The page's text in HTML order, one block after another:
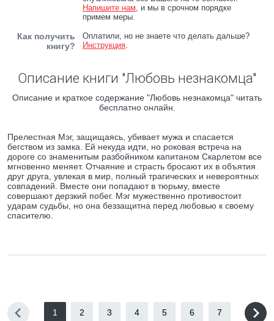
Напишите нам, и мы в срочном порядке
примем меры.
Как получить
книгу?
Оплатили, но не знаете что делать дальше?
Инструкция.
Описание книги "Любовь незнакомца"
Описание и краткое содержание "Любовь незнакомца" читать
бесплатно онлайн.
Прелестная Мэг, защищаясь, убивает мужа и спасается
бегством из замка. Ей некуда идти, но роковая встреча на
дороге со знаменитым разбойником капитаном Скарлетом все
мгновенно меняет. Отчаяние и страсть бросают их в объятия
друг друга, увлекая в мир, полный трагических и невероятных
совпадений. Вместе они попадают в тюрьму, вместе
совершают дерзкий побег. Мэг мужественно противостоит
ударам судьбы, но она беззащитна перед любовью к своему
спасителю.
1 2 3 4 5 6 7